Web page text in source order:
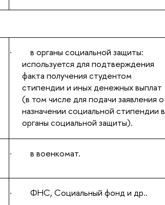
·
в органы социальной защиты:
используется для подтверждения
факта получения студентом
стипендии и иных денежных выплат
(в том числе для подачи заявления о
назначении социальной стипендии в
органы социальной защиты).
· в военкомат.
· ФНС, Социальный фонд и др..